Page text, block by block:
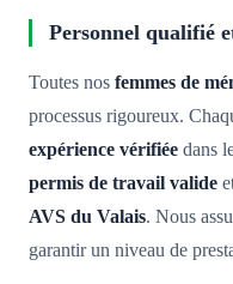
Personnel qualifié
Toutes nos femmes de
processus rigoureux.
expérience vérifiée dans
permis de travail valide
AVS du Valais. Nous
garantir un niveau de